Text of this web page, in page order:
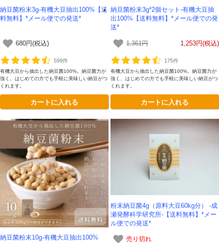
納豆菌粉末3g-有機大豆抽出100%【送
料無料】*メール便での発送*
680円(税込)
599件
有機大豆から抽出した納豆菌100%。納豆菌力が
強く、はじめての方でも手軽に美味しい納豆がつ
くれます。
カートに入れる
納豆菌粉末3g*2個セット-有機大豆抽
出100%【送料無料】*メール便での発
送*
1,361円 1,253円(税込)
175件
有機大豆から抽出した納豆菌100%。納豆菌力が
強く、はじめての方でも手軽に美味しい納豆がつ
くれます。
カートに入れる
納豆菌粉末10g-有機大豆抽出100%
粉末納豆菌4g（原料大豆60kg分） -成
瀬発酵科学研究所-【送料無料】*メー
ル便での発送*
売り切れ